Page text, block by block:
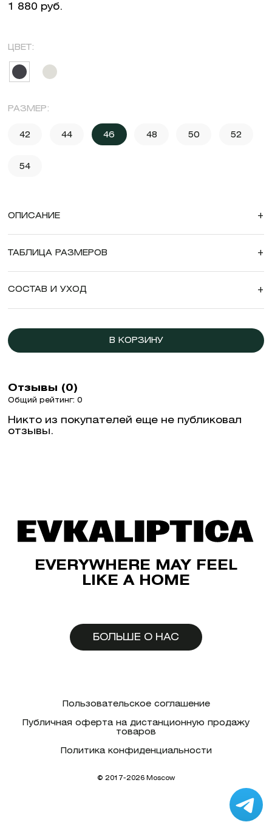
1 880 руб.
ЦВЕТ:
РАЗМЕР:
42 44 46 48 50 52
54
ОПИСАНИЕ +
ТАБЛИЦА РАЗМЕРОВ +
СОСТАВ И УХОД +
В КОРЗИНУ
Отзывы (0)
Общий рейтинг: 0
Никто из покупателей еще не публиковал
отзывы.
EVERYWHERE MAY FEEL
LIKE A HOME
БОЛЬШЕ О НАС
Пользовательское соглашение
Публичная оферта на дистанционную продажу
товаров
Политика конфиденциальности
© 2017-2026 Moscow